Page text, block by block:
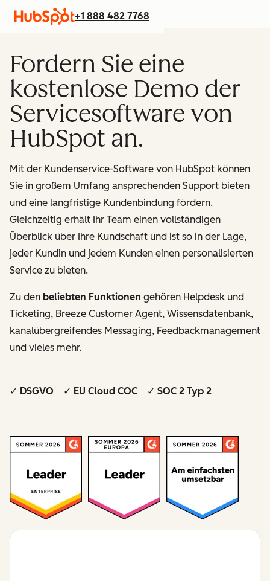
+1 888 482 7768
Fordern Sie eine
kostenlose Demo der
Servicesoftware von
HubSpot an.
Mit der Kundenservice-Software von HubSpot können
Sie in großem Umfang ansprechenden Support bieten
und eine langfristige Kundenbindung fördern.
Gleichzeitig erhält Ihr Team einen vollständigen
Überblick über Ihre Kundschaft und ist so in der Lage,
jeder Kundin und jedem Kunden einen personalisierten
Service zu bieten.
Zu den beliebten Funktionen gehören Helpdesk und
Ticketing, Breeze Customer Agent, Wissensdatenbank,
kanalübergreifendes Messaging, Feedbackmanagement
und vieles mehr.
✓ DSGVO ✓ EU Cloud COC ✓ SOC 2 Typ 2